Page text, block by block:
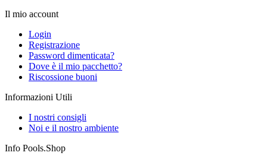
Il mio account
Login
Registrazione
Password dimenticata?
Dove è il mio pacchetto?
Riscossione buoni
Informazioni Utili
I nostri consigli
Noi e il nostro ambiente
Info Pools.Shop